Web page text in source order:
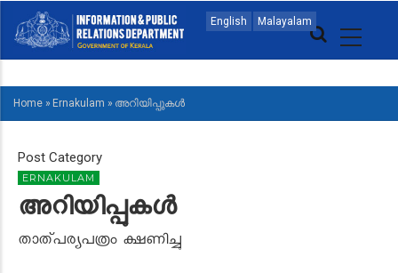
main
English Malayalam
MAIN
NAVIGATION
MALAYALAM
BREADCRUMB
Home » Ernakulam » അറിയിപ്പുകൾ
Post Category
ERNAKULAM
അറിയിപ്പുകൾ
താത്പര്യപത്രം ക്ഷണിച്ചു